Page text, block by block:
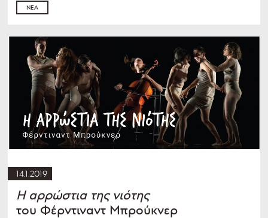
ΝΈΑ
14.1.2019
Η αρρώστια της νιότης
του Φέρντιναντ Μπρούκνερ